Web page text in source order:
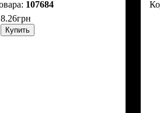
107684
8.26грн
Купить